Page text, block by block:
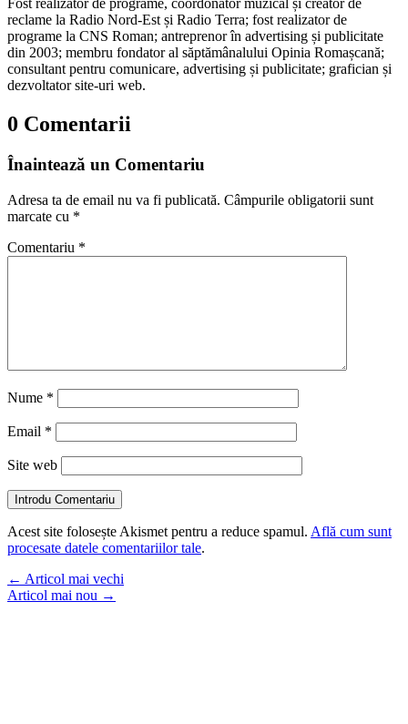
Fost realizator de programe, coordonator muzical și creator de
reclame la Radio Nord-Est și Radio Terra; fost realizator de
programe la CNS Roman; antreprenor în advertising și publicitate
din 2003; membru fondator al săptămânalului Opinia Romașcană;
consultant pentru comunicare, advertising și publicitate; grafician și
dezvoltator site-uri web.
0 Comentarii
Înaintează un Comentariu
Adresa ta de email nu va fi publicată. Câmpurile obligatorii sunt
marcate cu *
Comentariu *
Nume *
Email *
Site web
Introdu Comentariu
Acest site folosește Akismet pentru a reduce spamul. Află cum sunt
procesate datele comentariilor tale.
← Articol mai vechi
Articol mai nou →